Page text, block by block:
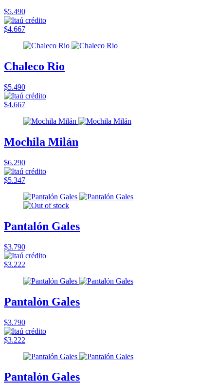
$5.490
$4.667
Chaleco Rio
$5.490
$4.667
Mochila Milán
$6.290
$5.347
Pantalón Gales
$3.790
$3.222
Pantalón Gales
$3.790
$3.222
Pantalón Gales